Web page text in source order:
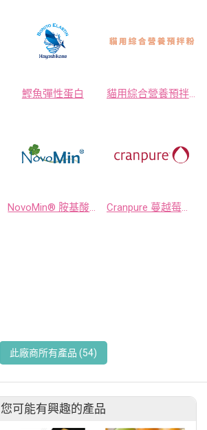
鰹魚彈性蛋白 貓用綜合營養預拌粉
NovoMin® 胺基酸螫合礦物質 (甘胺酸鈣∣甘胺酸鎂∣甘胺酸鋅) Cranpure 蔓越莓抽出物粉末
此廠商所有產品 (54)
您可能有興趣的產品